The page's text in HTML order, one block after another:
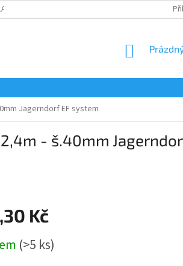
FORMULÁŘ
Jagerndorf EF system
- š.40mm
Kč
(>5 ks)